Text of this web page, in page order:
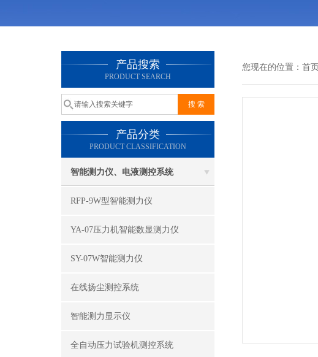
产品搜索
PRODUCT SEARCH
产品分类
PRODUCT CLASSIFICATION
智能测力仪、电液测控系统
RFP-9W型智能测力仪
YA-07压力机智能数显测力仪
SY-07W智能测力仪
在线扬尘测控系统
智能测力显示仪
全自动压力试验机测控系统
您现在的位置： 首页